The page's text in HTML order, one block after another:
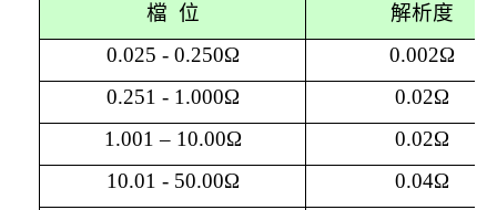
檔 位
解析度
0.025 - 0.250Ω
0.002Ω
0.251 - 1.000Ω 0.02Ω
1.001 – 10.00Ω 0.02Ω
10.01 - 50.00Ω 0.04Ω